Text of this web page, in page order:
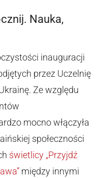
Nauka,
inauguracji
przez Uczelnię
Ze względu
mocno włączyła
społeczności
świetlicy „Przyjdź
między innymi